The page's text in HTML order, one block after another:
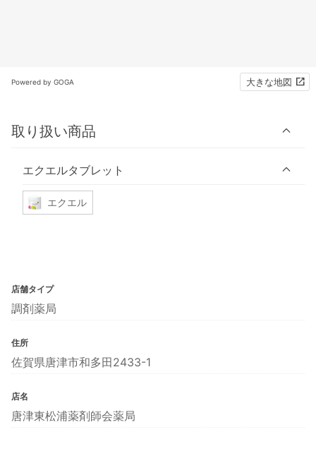
Powered by GOGA 大きな地図
取り扱い商品
エクエルタブレット
エクエル
店舗タイプ
調剤薬局
住所
佐賀県唐津市和多田2433-1
店名
唐津東松浦薬剤師会薬局